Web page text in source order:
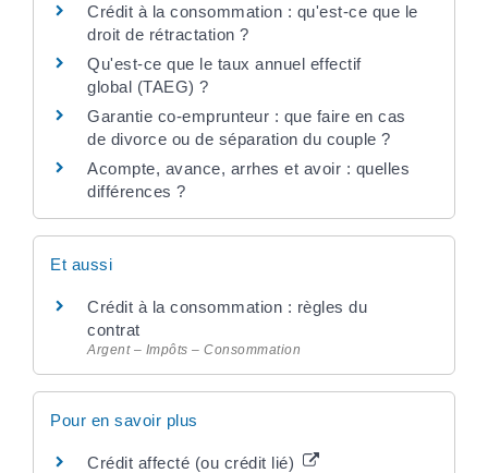
Crédit à la consommation : qu'est-ce que le
droit de rétractation ?
Qu'est-ce que le taux annuel effectif
global (TAEG) ?
Garantie co-emprunteur : que faire en cas
de divorce ou de séparation du couple ?
Acompte, avance, arrhes et avoir : quelles
différences ?
Et aussi
Crédit à la consommation : règles du
contrat
Argent – Impôts – Consommation
Pour en savoir plus
Crédit affecté (ou crédit lié)